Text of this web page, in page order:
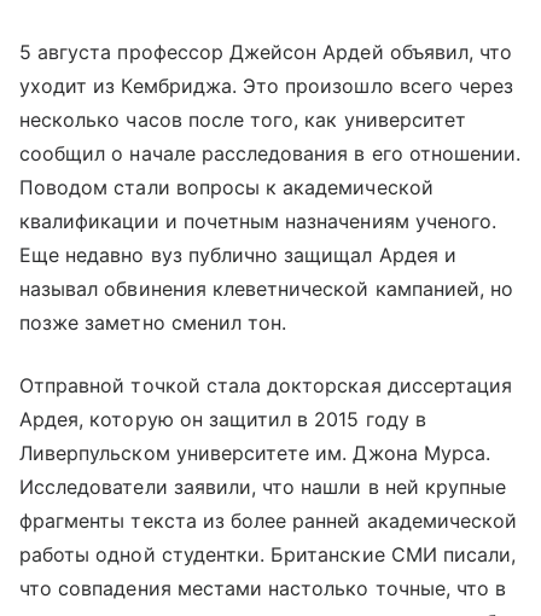
5 августа профессор Джейсон Ардей объявил, что
уходит из Кембриджа. Это произошло всего через
несколько часов после того, как университет
сообщил о начале расследования в его отношении.
Поводом стали вопросы к академической
квалификации и почетным назначениям ученого.
Еще недавно вуз публично защищал Ардея и
называл обвинения клеветнической кампанией, но
позже заметно сменил тон.
Отправной точкой стала докторская диссертация
Ардея, которую он защитил в 2015 году в
Ливерпульском университете им. Джона Мурса.
Исследователи заявили, что нашли в ней крупные
фрагменты текста из более ранней академической
работы одной студентки. Британские СМИ писали,
что совпадения местами настолько точные, что в